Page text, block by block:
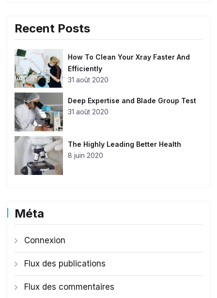
Recent Posts
How To Clean Your Xray Faster And
Efficiently
31 août 2020
Deep Expertise and Blade Group Test
31 août 2020
The Highly Leading Better Health
8 juin 2020
Méta
Connexion
Flux des publications
Flux des commentaires